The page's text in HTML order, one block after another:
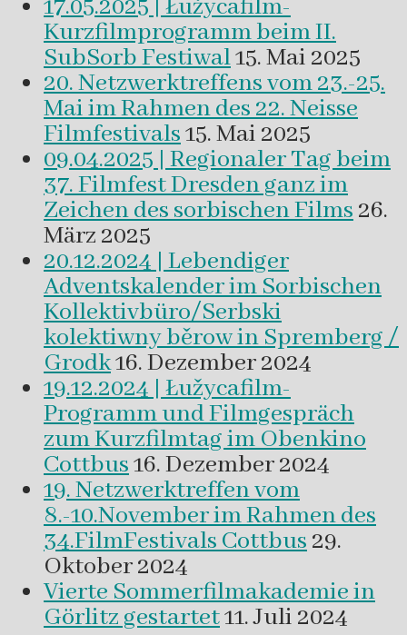
17.05.2025 | Łužycafilm-
Kurzfilmprogramm beim II.
SubSorb Festiwal15. Mai 2025
20. Netzwerktreffens vom 23.-25.
Mai im Rahmen des 22. Neisse
Filmfestivals15. Mai 2025
09.04.2025 | Regionaler Tag beim
37. Filmfest Dresden ganz im
Zeichen des sorbischen Films26.
März 2025
20.12.2024 | Lebendiger
Adventskalender im Sorbischen
Kollektivbüro/Serbski
kolektiwny běrow in Spremberg /
Grodk16. Dezember 2024
19.12.2024 | Łužycafilm-
Programm und Filmgespräch
zum Kurzfilmtag im Obenkino
Cottbus16. Dezember 2024
19. Netzwerktreffen vom
8.-10.November im Rahmen des
34.FilmFestivals Cottbus29.
Oktober 2024
Vierte Sommerfilmakademie in
Görlitz gestartet11. Juli 2024